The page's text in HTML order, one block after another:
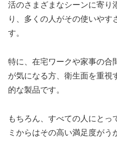
活のさまざまなシーンに寄り
り、多くの人がその使いやす
す。
特に、在宅ワークや家事の合
が気になる方、衛生面を重視
的な製品です。
もちろん、すべての人にとっ
ミからはその高い満足度がう